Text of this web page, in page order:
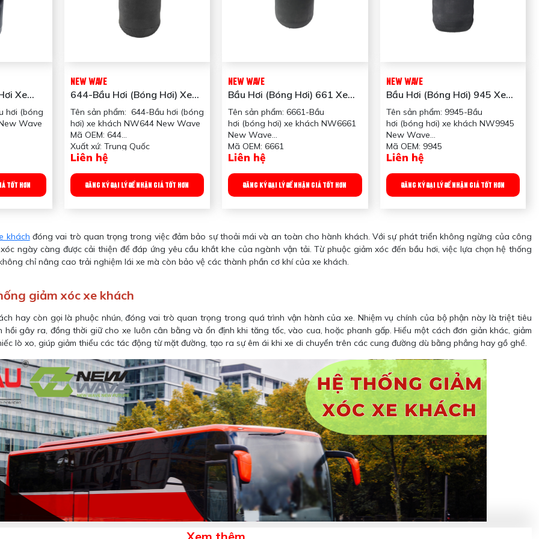
Xe
hơi (bóng
Wave
Khách
TỐT HƠN
NEW WAVE
644-Bầu Hơi (bóng Hơi) Xe
Khách New Wave
Tên sản phẩm: 644-Bầu hơi (bóng
hơi) xe khách NW644 New Wave
Mã OEM: 644
Xuất xứ: Trung Quốc
Ứng dụng: Dùng cho xe Khách
Công dụng sản phẩm: Chứa hơi,
giảm xóc cho xe khách
Liên hệ
ĐĂNG KÝ ĐẠI LÝ ĐỂ NHẬN GIÁ TỐT HƠN
NEW WAVE
Bầu Hơi (bóng Hơi) 661 Xe
Khách New Wave
Tên sản phẩm: 6661-Bầu
hơi (bóng hơi) xe khách NW6661
New Wave
Mã OEM: 6661
Xuất xứ: Trung Quốc
Trọng lượng: 2200gr
Công dụng sản phẩm: Chứa hơi,
Liên hệ
ĐĂNG KÝ ĐẠI LÝ ĐỂ NHẬN GIÁ TỐT HƠN
NEW WAVE
Bầu Hơi (bóng Hơi) 945 Xe
Khách New Wave
Tên sản phẩm: 9945-Bầu
hơi (bóng hơi) xe khách NW9945
New Wave
Mã OEM: 9945
Xuất xứ: Trung Quốc
Trọng lượng: 2000gr
Công dụng sản phẩm: Chứa hơi,
Liên hệ
ĐĂNG KÝ ĐẠI LÝ ĐỂ NHẬN GIÁ TỐT HƠN
khách đóng vai trò quan trọng trong việc đảm bảo sự thoải mái và an toàn cho hành khách. Với sự phát triển không ngừng của công
ngày càng được cải thiện để đáp ứng yêu cầu khắt khe của ngành vận tải. Từ phuộc giảm xóc đến bầu hơi, việc lựa chọn hệ thống
chỉ nâng cao trải nghiệm lái xe mà còn bảo vệ các thành phần cơ khí của xe khách.
giảm xóc xe khách
hay còn gọi là phuộc nhún, đóng vai trò quan trọng trong quá trình vận hành của xe. Nhiệm vụ chính của bộ phận này là triệt tiêu
gây ra, đồng thời giữ cho xe luôn cân bằng và ổn định khi tăng tốc, vào cua, hoặc phanh gấp. Hiểu một cách đơn giản khác, giảm
lò xo, giúp giảm thiểu các tác động từ mặt đường, tạo ra sự êm ái khi xe di chuyển trên các cung đường dù bằng phẳng hay gồ ghề.